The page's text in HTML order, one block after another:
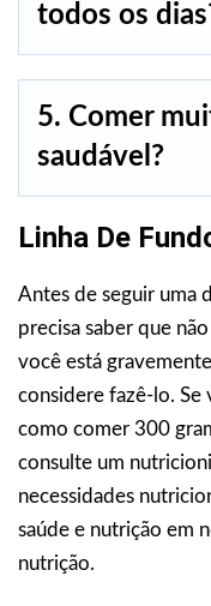
todos os
5. Comer
saudável?
Linha De
Antes de seguir uma
precisa saber que
você está
considere fazê-lo. Se
como comer 300
consulte um
necessidades
saúde e nutrição em
nutrição.